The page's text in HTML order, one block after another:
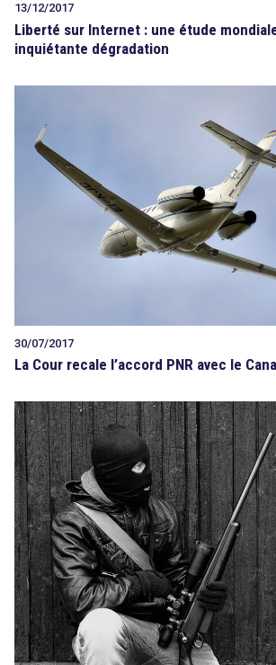
13/12/2017
Liberté sur Internet : une étude
inquiétante dégradation
30/07/2017
La Cour recale l’accord PNR avec le
search